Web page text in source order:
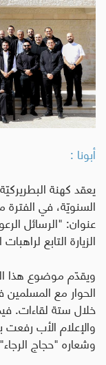
أبونا :
يعقد كهنة
عنوان: "الرسائل
الزيارة التابع
ويقدّم موضوع هذا
الحوار مع المسلمين
خلال ستة لقاءات.
وشعاره "حجاج